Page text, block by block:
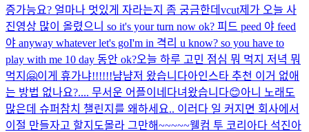
증가능요? 얼마나 멋있게 자라는지 좀 궁금한데 vcut제가 오늘 사
진영상 많이 올렸으니 so it's your turn now ok? 피드 peed 야 feed
야 anyway whatever let's goI'm in 격리 u know? so you have to
play with me 10 day 동안 ok?오늘 하루 고민 점심 뭐 먹지 저녁 뭐
먹지 🤗이게 휴가냐!!!!!!냠냠저 왔습니다아인스타 추천 이거 없애
는 방법 없나요?.... 무서운 어플이네 다녀왔습니다😊아니 노래도
많은데 슈퍼참치 챌린지를 왜하세요.. 이러다 일 커지면 회사에서
이절 만들자고 할지도몰라 그만해~~~~~웰컴 투 코리아다 석진아